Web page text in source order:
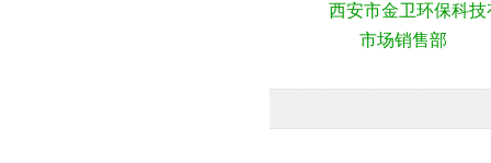
西安市金卫环保科技
市场销售部